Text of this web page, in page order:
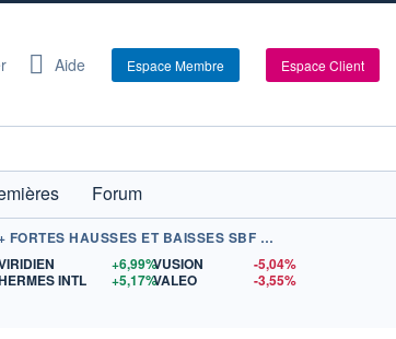
Aide Espace Membre Espace Client
Forum
+ FORTES HAUSSES ET BAISSES SBF 120
+6,99%
INTL
+5,17%
VUSION
-5,04%
VALEO
-3,55%